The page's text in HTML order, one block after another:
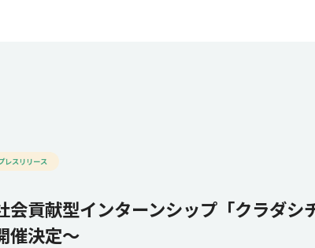
レスリリース
会貢献型インターンシップ「クラダ
催決定～